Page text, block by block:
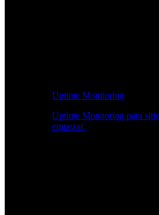
Uptime Monitoring
Uptime Monitoring para
empezar.